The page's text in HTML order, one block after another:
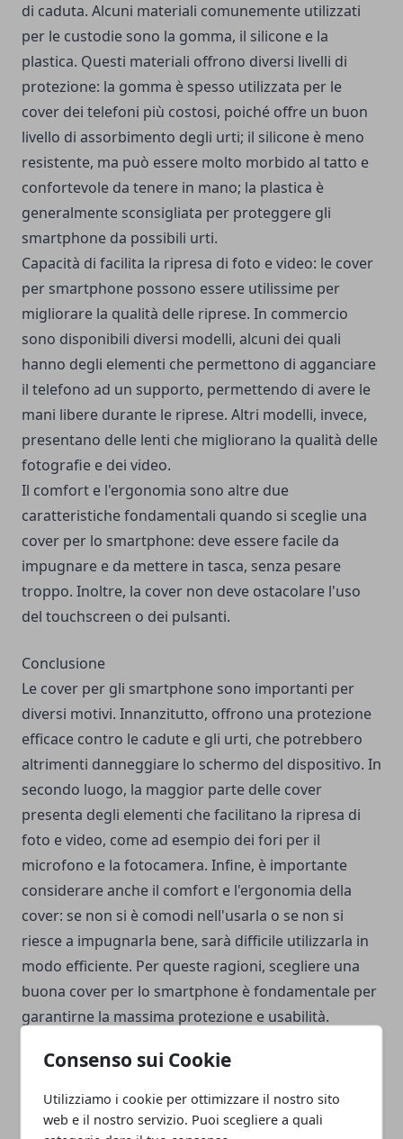
Consenso sui Cookie
Utilizziamo i cookie per ottimizzare il nostro sito
web e il nostro servizio. Puoi scegliere a quali
di caduta. Alcuni materiali comunemente utilizzati
per le custodie sono la gomma, il silicone e la
plastica. Questi materiali offrono diversi livelli di
protezione: la gomma è spesso utilizzata per le
cover dei telefoni più costosi, poiché offre un buon
livello di assorbimento degli urti; il silicone è meno
resistente, ma può essere molto morbido al tatto e
confortevole da tenere in mano; la plastica è
generalmente sconsigliata per proteggere gli
smartphone da possibili urti.
Capacità di facilita la ripresa di foto e video: le cover
per smartphone possono essere utilissime per
migliorare la qualità delle riprese. In commercio
sono disponibili diversi modelli, alcuni dei quali
hanno degli elementi che permettono di agganciare
il telefono ad un supporto, permettendo di avere le
mani libere durante le riprese. Altri modelli, invece,
presentano delle lenti che migliorano la qualità delle
fotografie e dei video.
Il comfort e l'ergonomia sono altre due
caratteristiche fondamentali quando si sceglie una
cover per lo smartphone: deve essere facile da
impugnare e da mettere in tasca, senza pesare
troppo. Inoltre, la cover non deve ostacolare l'uso
del touchscreen o dei pulsanti.
Conclusione
Le cover per gli smartphone sono importanti per
diversi motivi. Innanzitutto, offrono una protezione
efficace contro le cadute e gli urti, che potrebbero
altrimenti danneggiare lo schermo del dispositivo. In
secondo luogo, la maggior parte delle cover
presenta degli elementi che facilitano la ripresa di
foto e video, come ad esempio dei fori per il
microfono e la fotocamera. Infine, è importante
considerare anche il comfort e l'ergonomia della
cover: se non si è comodi nell'usarla o se non si
riesce a impugnarla bene, sarà difficile utilizzarla in
modo efficiente. Per queste ragioni, scegliere una
buona cover per lo smartphone è fondamentale per
garantirne la massima protezione e usabilità.
Facebook
TwitterWhatsapp